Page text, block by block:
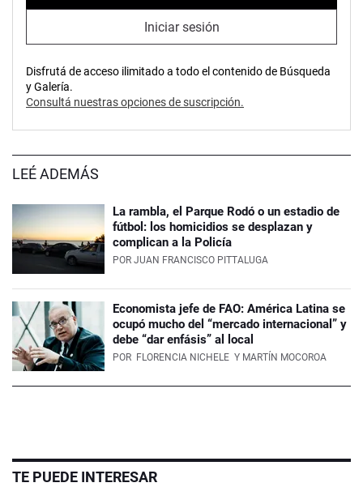
Iniciar sesión
Disfrutá de acceso ilimitado a todo el contenido de Búsqueda
y Galería.
Consultá nuestras opciones de suscripción.
LEÉ ADEMÁS
La rambla, el Parque Rodó o un estadio de
fútbol: los homicidios se desplazan y
complican a la Policía
POR JUAN FRANCISCO PITTALUGA
Economista jefe de FAO: América Latina se
ocupó mucho del “mercado internacional” y
debe “dar enfásis” al local
POR FLORENCIA NICHELE Y MARTÍN MOCOROA
TE PUEDE INTERESAR